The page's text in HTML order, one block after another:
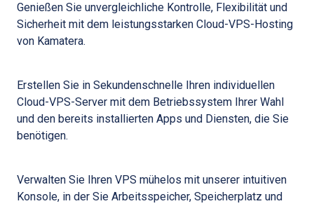
Genießen Sie unvergleichliche Kontrolle, Flexibilität und
Sicherheit mit dem leistungsstarken Cloud-VPS-Hosting
von Kamatera.
Erstellen Sie in Sekundenschnelle Ihren individuellen
Cloud-VPS-Server mit dem Betriebssystem Ihrer Wahl
und den bereits installierten Apps und Diensten, die Sie
benötigen.
Verwalten Sie Ihren VPS mühelos mit unserer intuitiven
Konsole, in der Sie Arbeitsspeicher, Speicherplatz und